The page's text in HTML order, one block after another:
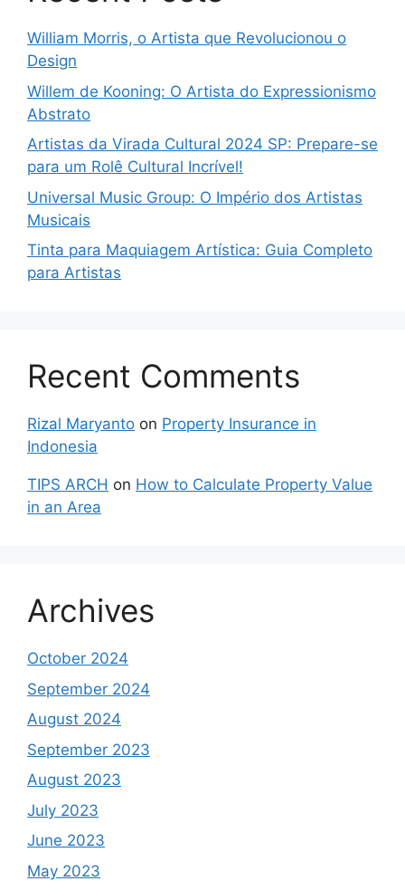
William Morris, o Artista que Revolucionou o
Design
Willem de Kooning: O Artista do Expressionismo
Abstrato
Artistas da Virada Cultural 2024 SP: Prepare-se
para um Rolê Cultural Incrível!
Universal Music Group: O Império dos Artistas
Musicais
Tinta para Maquiagem Artística: Guia Completo
para Artistas
Recent Comments
Rizal Maryanto on Property Insurance in
Indonesia
TIPS ARCH on How to Calculate Property Value
in an Area
Archives
October 2024
September 2024
August 2024
September 2023
August 2023
July 2023
June 2023
May 2023